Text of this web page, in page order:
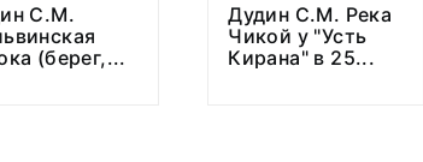
С.М.
(берег,...
Дудин С.М. Река
Чикой у "Усть
Кирана" в 25...